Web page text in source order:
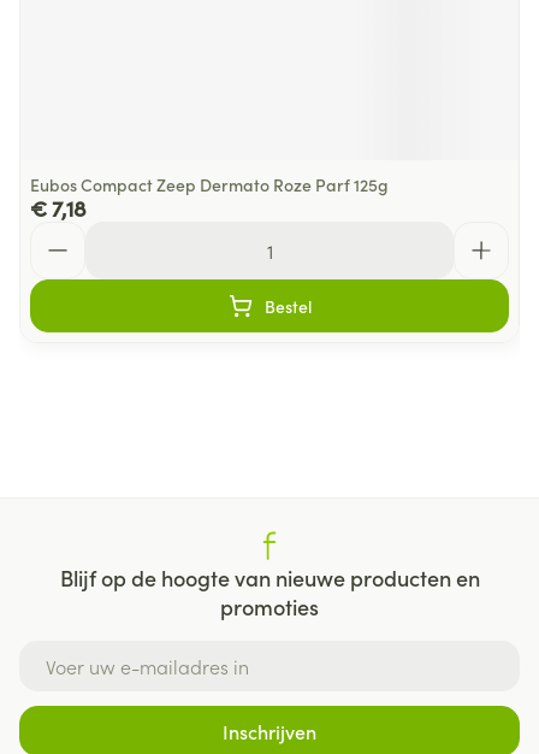
Eubos Compact Zeep Dermato Roze Parf 125g
€ 7,18
Bestel
Blijf op de hoogte van nieuwe producten en
promoties
Inschrijven